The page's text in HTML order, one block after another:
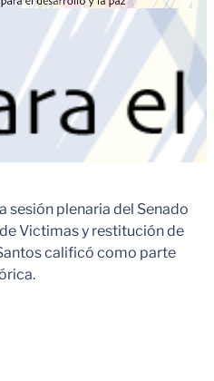
sesión plenaria del Senado
Victimas y restitución de
calificó como parte